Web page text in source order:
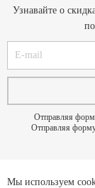
Узнавайте о
Отправляя
Отправляя
Мы используем